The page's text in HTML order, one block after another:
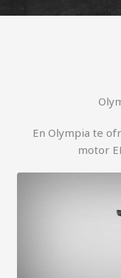
En Olympia te
motor